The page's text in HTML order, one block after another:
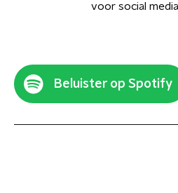
voor social
Beluister op Spotify